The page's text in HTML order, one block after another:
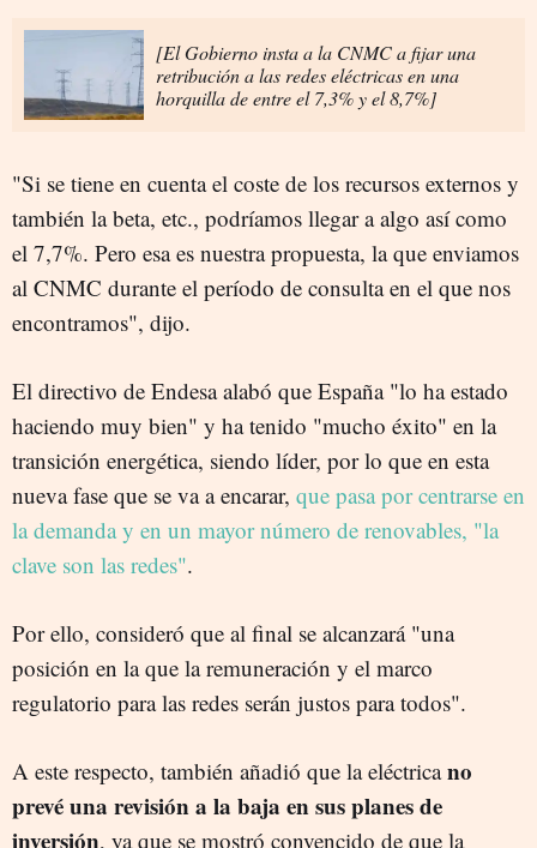
[El Gobierno insta a la CNMC a fijar una
retribución a las redes eléctricas en una
horquilla de entre el 7,3% y el 8,7%]
"Si se tiene en cuenta el coste de los recursos externos y
también la beta, etc., podríamos llegar a algo así como
el 7,7%. Pero esa es nuestra propuesta, la que enviamos
al CNMC durante el período de consulta en el que nos
encontramos", dijo.
El directivo de Endesa alabó que España "lo ha estado
haciendo muy bien" y ha tenido "mucho éxito" en la
transición energética, siendo líder, por lo que en esta
nueva fase que se va a encarar, que pasa por centrarse en
la demanda y en un mayor número de renovables, "la
clave son las redes".
Por ello, consideró que al final se alcanzará "una
posición en la que la remuneración y el marco
regulatorio para las redes serán justos para todos".
A este respecto, también añadió que la eléctricano
prevé una revisión a la baja en sus planes de
inversión, ya que se mostró convencido de que la